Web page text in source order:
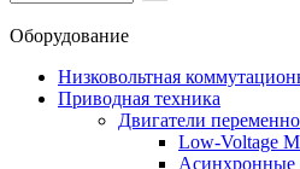
Оборудование
Низковольтная
Приводная техника
Двигатели
Low-Voltage
Асинхронные